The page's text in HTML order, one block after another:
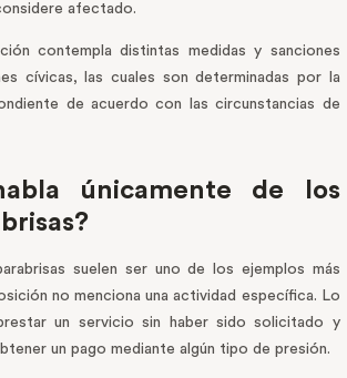
afectado.
contempla distintas medidas y sanciones
cívicas, las cuales son determinadas por la
de acuerdo con las circunstancias de
únicamente de los
suelen ser uno de los ejemplos más
no menciona una actividad específica. Lo
un servicio sin haber sido solicitado y
un pago mediante algún tipo de presión.